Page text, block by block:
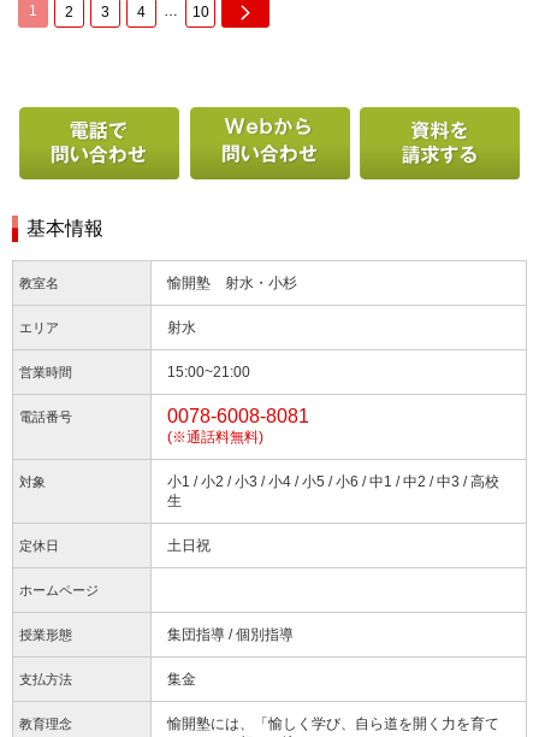
続きを読む
1 2 3 4 10
基本情報
教室名 愉開塾 射水・小杉
エリア 射水
営業時間 15:00~21:00
電話番号 0078-6008-8081
(※通話料無料)
対象
小1 / 小2 / 小3 / 小4 / 小5 / 小6 / 中1 / 中2 / 中3 / 高校
生
定休日 土日祝
ホームページ
授業形態 集団指導 / 個別指導
支払方法 集金
教育理念
愉開塾には、「愉しく学び、自ら道を開く力を育て